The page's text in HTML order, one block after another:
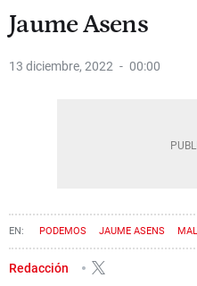
Jaume Asens
13 diciembre, 2022 00:00
PODEMOS JAUME ASENS
Redacción